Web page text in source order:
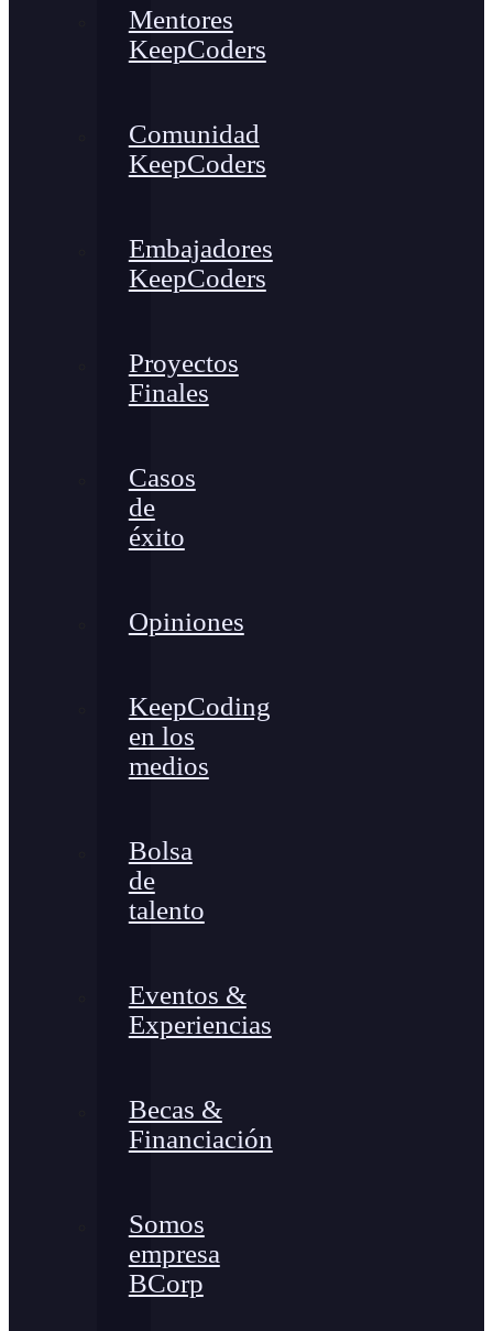
Mentores
KeepCoders
Comunidad
KeepCoders
Embajadores
KeepCoders
Proyectos
Finales
Casos
de
éxito
Opiniones
KeepCoding
en los
medios
Bolsa
de
talento
Eventos &
Experiencias
Becas &
Financiación
Somos
empresa
BCorp